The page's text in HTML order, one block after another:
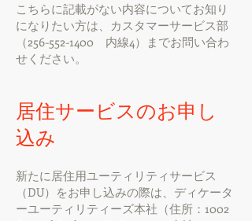
こちらに記載がない内容についてお知り
になりたい方は、カスタマーサービス部
（256-552-1400 内線4）までお問い合わ
せください。
居住サービスのお申し
込み
新たに居住用ユーティリティサービス
（DU）をお申し込みの際は、ディケータ
ーユーティリティーズ本社（住所：1002